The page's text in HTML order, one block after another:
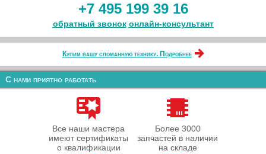
+7 495 199 39 16
обратный звонок онлайн‑консультант
Купим вашу сломанную технику. Подробнее
С нами приятно работать
Все наши мастера
имеют сертификаты
о квалификации
Более 3000
запчастей в наличии
на складе